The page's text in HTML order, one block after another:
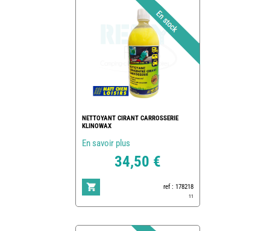
NETTOYANT CIRANT CARROSSERIE
KLINOWAX
En savoir plus
34,50 €
ref : 178218
11